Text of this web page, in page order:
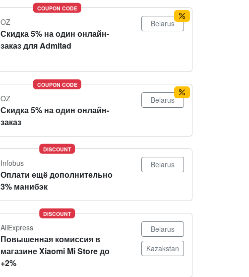
COUPON CODE
OZ
Скидка 5% на один онлайн-
заказ для Admitad
Belarus
COUPON CODE
OZ
Скидка 5% на один онлайн-
заказ
Belarus
DISCOUNT
Infobus
Оплати ещё дополнительно
3% манибэк
Belarus
DISCOUNT
AliExpress
Повышенная комиссия в
магазине Xiaomi Mi Store до
+2%
Belarus
Kazakstan